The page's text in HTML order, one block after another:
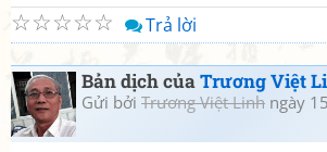
☆
☆
☆
☆
☆ Trả lời
Bản dịch củaTrương Việt
Gửi bởi Trương Việt Linh ngày